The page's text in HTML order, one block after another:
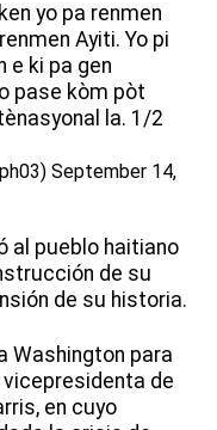
yo pa renmen
Ayiti. Yo pi
e ki pa gen
pase kòm pòt
la. 1/2
September 14,
al pueblo haitiano
de su
de su historia.
Washington para
de
en cuyo